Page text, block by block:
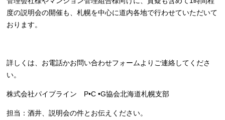
度の説明会の開催も、札幌を中心に道内各地で行わせていただいて
おります。
詳しくは、お電話かお問い合わせフォームよりご連絡してくださ
い。
株式会社パイプライン P•C •G協会北海道札幌支部
担当：酒井、説明会の件とお伝えください。